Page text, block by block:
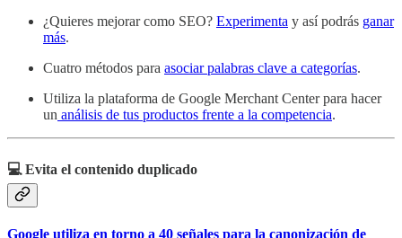
¿Quieres mejorar como SEO? Experimenta y así podrás ganar
más.
Cuatro métodos para asociar palabras clave a categorías.
Utiliza la plataforma de Google Merchant Center para hacer
un análisis de tus productos frente a la competencia.
💻 Evita el contenido duplicado
Google utiliza en torno a 40 señales para la canonización de